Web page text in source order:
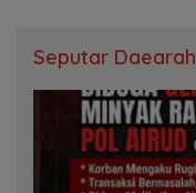
Seputar Daearah